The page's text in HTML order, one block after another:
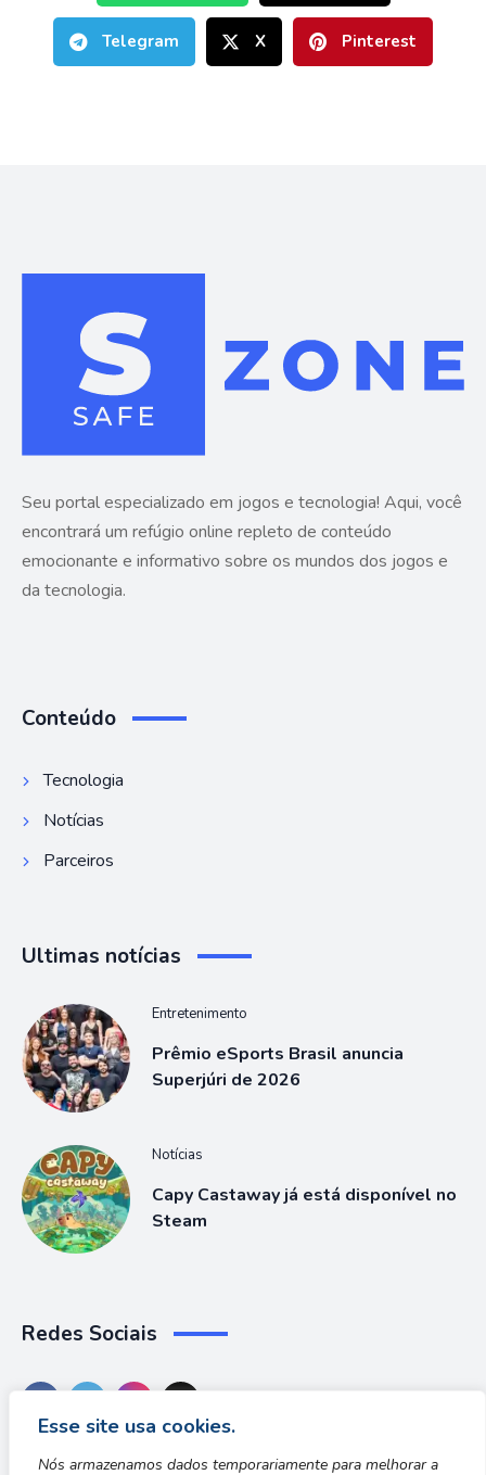
Esse site usa cookies.
Nós armazenamos dados temporariamente para melhorar a
Telegram X Pinterest
Seu portal especializado em jogos e tecnologia! Aqui, você
encontrará um refúgio online repleto de conteúdo
emocionante e informativo sobre os mundos dos jogos e
da tecnologia.
Conteúdo
Tecnologia
Notícias
Parceiros
Ultimas notícias
Entretenimento
Prêmio eSports Brasil anuncia
Superjúri de 2026
Notícias
Capy Castaway já está disponível no
Steam
Redes Sociais